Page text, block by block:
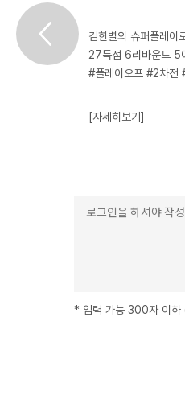
김한별의 슈퍼플레이
27득점 6리바운드 5
#플레이오프 #2차전
[자세히보기]
* 입력 가능 300자 이하